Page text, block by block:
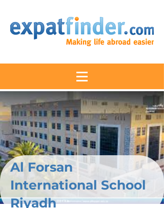
Al Forsan
International School
Riyadh